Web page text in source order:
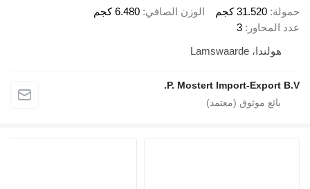
حمولة 31.520 كجم الوزن الصافي 6.480 كجم
عدد المحاور
3
هولندا، Lamswaarde
P. Mostert Import-Export B.V.